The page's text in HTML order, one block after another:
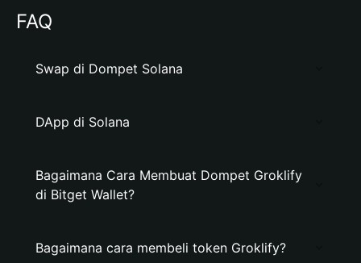
FAQ
Swap di Dompet Solana
DApp di Solana
Bagaimana Cara Membuat Dompet Groklify
di Bitget Wallet?
Bagaimana cara membeli token Groklify?